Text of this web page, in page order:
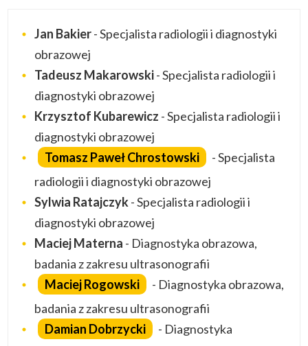
Jan Bakier- Specjalista radiologii i diagnostyki
obrazowej
Tadeusz Makarowski- Specjalista radiologii i
diagnostyki obrazowej
Krzysztof Kubarewicz - Specjalista radiologii i
diagnostyki obrazowej
Tomasz Paweł Chrostowski
- Specjalista
radiologii i diagnostyki obrazowej
Sylwia Ratajczyk- Specjalista radiologii i
diagnostyki obrazowej
Maciej Materna - Diagnostyka obrazowa,
badania z zakresu ultrasonografii
Maciej Rogowski
- Diagnostyka obrazowa,
badania z zakresu ultrasonografii
Damian Dobrzycki
- Diagnostyka